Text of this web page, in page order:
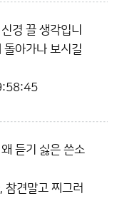
경 끌 생각입니
돌아가나 보시길
듣기 싫은 쓴소
참견말고 찌그러